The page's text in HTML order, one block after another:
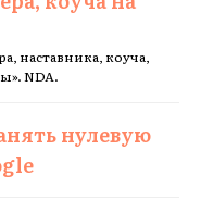
наставника, коуча,
NDA.
нулевую